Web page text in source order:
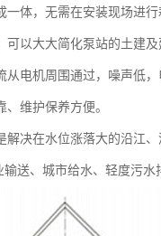
一体，无需在安装现场进
可以大大简化泵站的土建
从电机周围通过，噪声低
维护保养方便。
解决在水位涨落大的沿江
送、城市给水、轻度污水